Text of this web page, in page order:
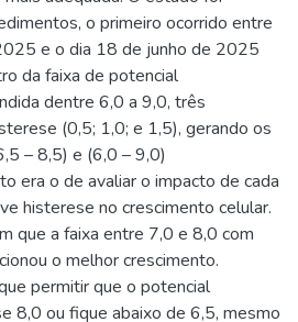
o primeiro ocorrido entre
e o dia 18 de junho de 2025
da faixa de potencial
dentre 6,0 a 9,0, três
(0,5; 1,0; e 1,5), gerando os
– 8,5) e (6,0 – 9,0)
era o de avaliar o impacto de cada
histerese no crescimento celular.
que a faixa entre 7,0 e 8,0 com
o melhor crescimento.
permitir que o potencial
8,0 ou fique abaixo de 6,5, mesmo